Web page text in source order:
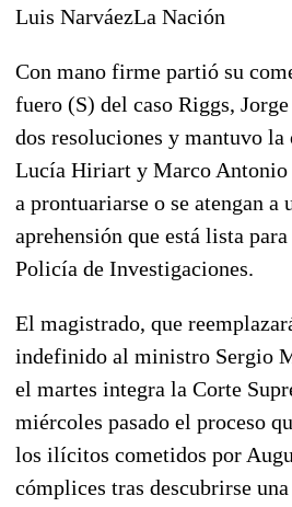
Luis NarváezLa Nación
Con mano firme partió su
fuero (S) del caso Riggs,
dos resoluciones y mantuvo la
Lucía Hiriart y Marco Antonio
a prontuariarse o se atengan a
aprehensión que está lista
Policía de Investigaciones.
El magistrado, que
indefinido al ministro Sergio
el martes integra la Corte
miércoles pasado el proceso
los ilícitos cometidos por
cómplices tras descubrirse